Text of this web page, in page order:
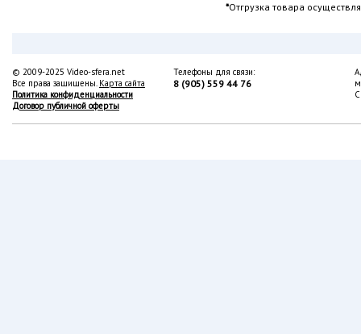
*Отгрузка товара
© 2009-2025 Video-sfera.net
Все права защищены. Карта сайта
Политика конфиденциальности
Договор публичной оферты
Телефоны для связи:
8 (905) 559 44 76